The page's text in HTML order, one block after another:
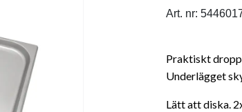
Art. nr:
Praktiskt
Underlägget
Lätt att diska.